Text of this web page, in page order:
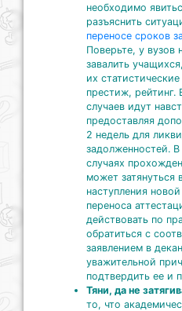
необходимо
разъяснить
переносе сроков
Поверьте, у вузов
завалить
их
престиж, рейтинг.
случаев идут
предоставляя
2 недель для
задолженностей.
случаях
может затянуться
наступления
переноса
действовать по
обратиться с
заявлением в
уважительной
подтвердить ее и
Тяни, да не
то, что